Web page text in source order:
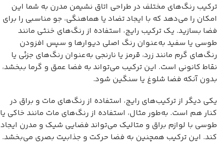
ترکیب رنگ‌های مختلف در طراحی اتاق نشیمن مدرن به شما این
امکان را می‌دهد که با ایجاد تضاد یا هماهنگی، جو مناسبی را برای
فضا بسازید. یک ترکیب رایج، استفاده از رنگ‌های خنثی مانند
طوسی یا سفید به‌عنوان رنگ اصلی دیوارها و سپس افزودن
رنگ‌های گرم مانند زرد، قرمز یا نارنجی به‌عنوان رنگ‌های جزئی یا
نقاط کانونی است. این ترکیب می‌تواند به فضا عمق و گرما ببخشد،
بدون آنکه فضا شلوغ یا سنگین شود.
یکی دیگر از ترکیب‌های رایج، استفاده از رنگ‌های مات و براق در
کنار هم است. به‌طور مثال، استفاده از رنگ‌های مات مانند خاکی یا
طوسی با لوازم براق و متالیک می‌تواند فضایی شیک و مدرن ایجاد
کند. این ترکیب همچنین به فضا حرکت و جذابیت بصری می‌بخشد.